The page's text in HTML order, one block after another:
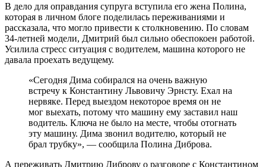
В дело для оправдания супруга вступила его жена Полина,
которая в личном блоге поделилась переживаниями и
рассказала, что могло привести к столкновению. По словам
34-летней модели, Дмитрий был сильно обеспокоен работой.
Усилила стресс ситуация с водителем, машина которого не
давала проехать ведущему.
«Сегодня Дима собирался на очень важную
встречу к Константину Львовичу Эрнсту. Ехал на
нервяке. Перед выездом некоторое время он не
мог выехать, потому что машину ему заставил наш
водитель. Ключа не было на месте, чтобы отогнать
эту машину. Дима звонил водителю, который не
брал трубку», — сообщила Полина Диброва.
А переживать Дмитрию Диброву о разговоре с Константином